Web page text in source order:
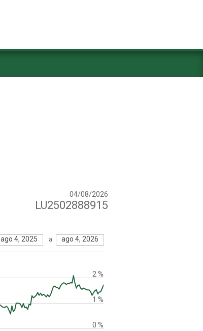
04/08/2026
LU2502888915
ago 4, 2025 a ago 4, 2026
0 %
1 %
2 %